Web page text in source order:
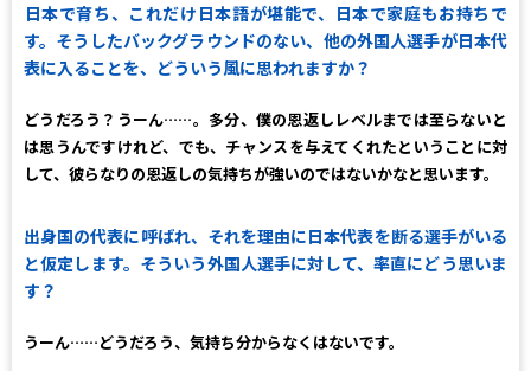
日本で育ち、これだけ日本語が堪能で、日本で家庭もお持ちで
す。そうしたバックグラウンドのない、他の外国人選手が日本代
表に入ることを、どういう風に思われますか？
どうだろう？うーん……。多分、僕の恩返しレベルまでは至らないと
は思うんですけれど、でも、チャンスを与えてくれたということに対
して、彼らなりの恩返しの気持ちが強いのではないかなと思います。
出身国の代表に呼ばれ、それを理由に日本代表を断る選手がいる
と仮定します。そういう外国人選手に対して、率直にどう思いま
す？
うーん……どうだろう、気持ち分からなくはないです。